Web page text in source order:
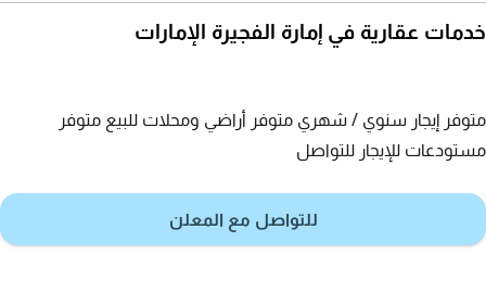
خدمات عقارية في إمارة الفجيرة الإمارات
متوفر إيجار سنوي / شهري متوفر أراضي ومحلات للبيع متوفر
مستودعات للإيجار للتواصل
للتواصل مع المعلن